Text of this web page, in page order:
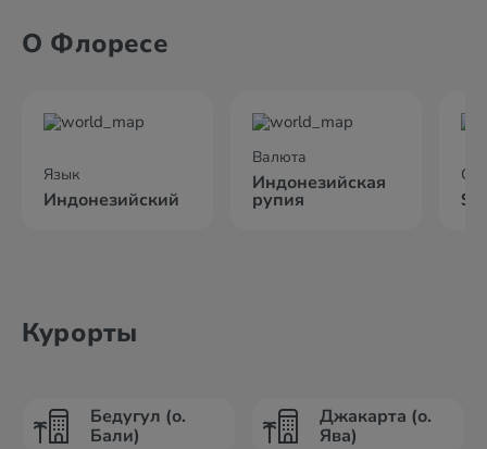
О Флоресе
Язык
Индонезийский
Валюта
Индонезийская
рупия
Курорты
Бедугул (о.
Бали)
Джакарта (о.
Ява)